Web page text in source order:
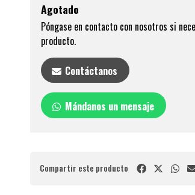
Agotado
Póngase en contacto con nosotros si
producto.
Contáctanos
Mándanos un mensaje
Compartir este producto